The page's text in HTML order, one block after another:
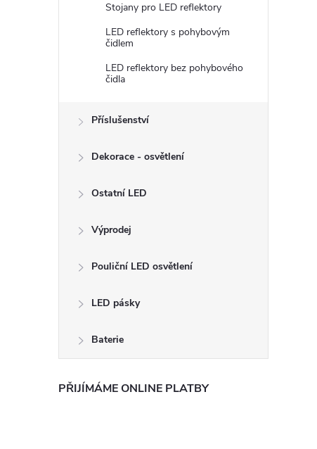
Stojany pro LED reflektory
LED reflektory s pohybovým
čidlem
LED reflektory bez pohybového
čidla
Příslušenství
Dekorace - osvětlení
Ostatní LED
Výprodej
Pouliční LED osvětlení
LED pásky
Baterie
PŘIJÍMÁME ONLINE PLATBY